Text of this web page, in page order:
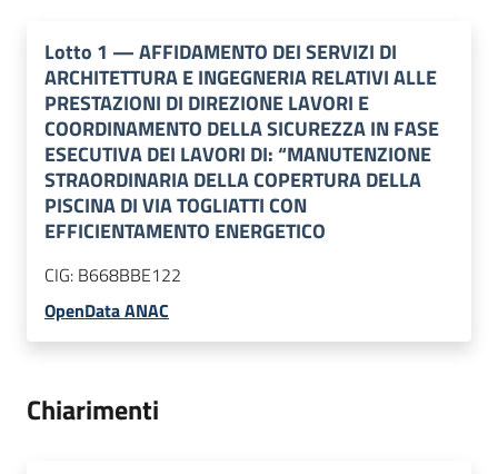
Lotto 1 —AFFIDAMENTO DEI SERVIZI DI
ARCHITETTURA E INGEGNERIA RELATIVI ALLE
PRESTAZIONI DI DIREZIONE LAVORI E
COORDINAMENTO DELLA SICUREZZA IN FASE
ESECUTIVA DEI LAVORI DI: “MANUTENZIONE
STRAORDINARIA DELLA COPERTURA DELLA
PISCINA DI VIA TOGLIATTI CON
EFFICIENTAMENTO ENERGETICO
CIG: B668BBE122
OpenData ANAC
Chiarimenti